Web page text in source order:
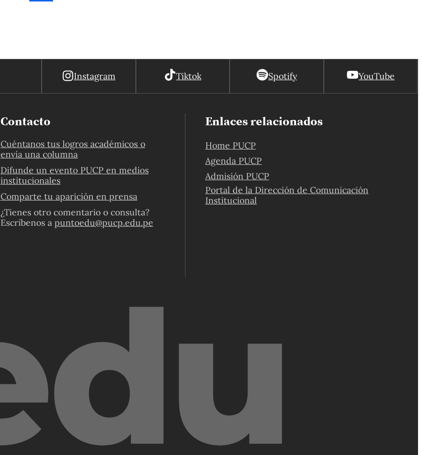
Instagram Tiktok Spotify YouTube
Contacto
Cuéntanos tus logros académicos o
envía una columna
Difunde un evento PUCP en medios
institucionales
Comparte tu aparición en prensa
¿Tienes otro comentario o consulta?
Escríbenos a puntoedu@pucp.edu.pe
Enlaces relacionados
Home PUCP
Agenda PUCP
Admisión PUCP
Portal de la Dirección de Comunicación
Institucional